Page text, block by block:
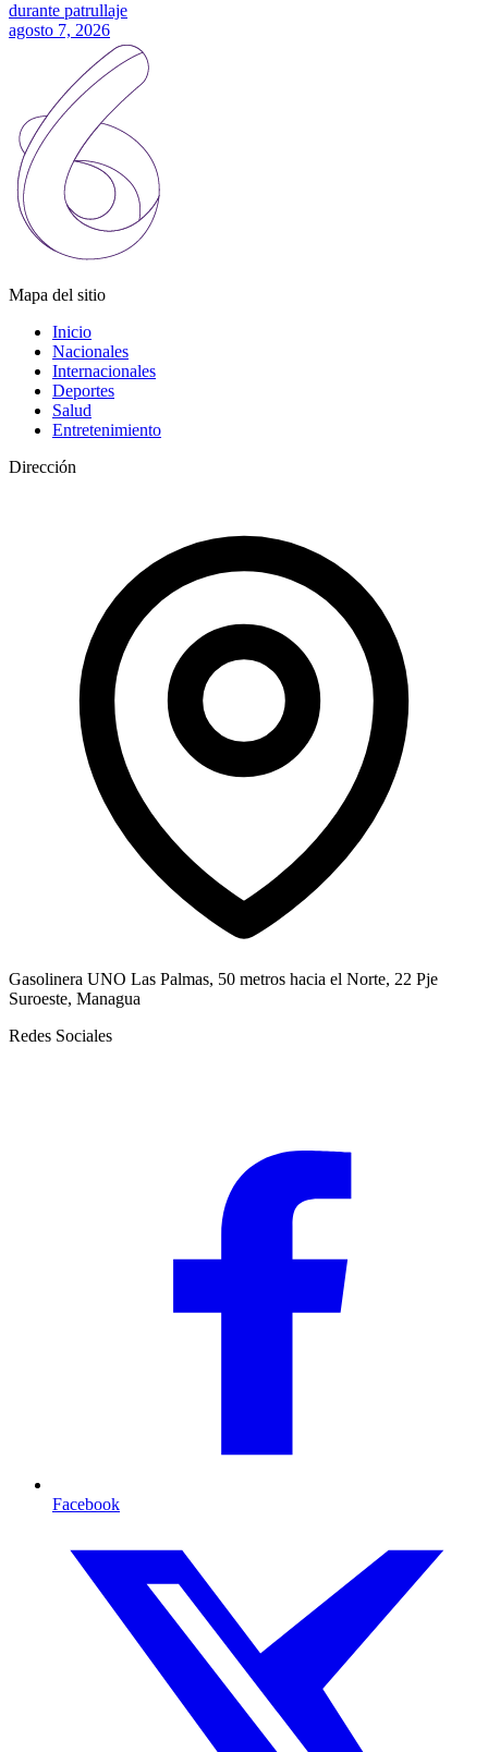
durante patrullaje
agosto 7, 2026
Mapa del sitio
Inicio
Nacionales
Internacionales
Deportes
Salud
Entretenimiento
Dirección
Gasolinera UNO Las Palmas, 50 metros hacia el Norte, 22 Pje
Suroeste, Managua
Redes Sociales
Facebook